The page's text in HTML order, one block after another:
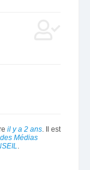
il y a 2 ans. Il est
Médias
.